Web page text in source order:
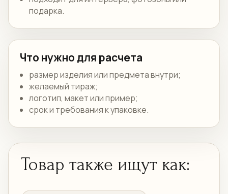
подарка.
Что нужно для расчета
размер изделия или предмета внутри;
желаемый тираж;
логотип, макет или пример;
срок и требования к упаковке.
Товар также ищут как: